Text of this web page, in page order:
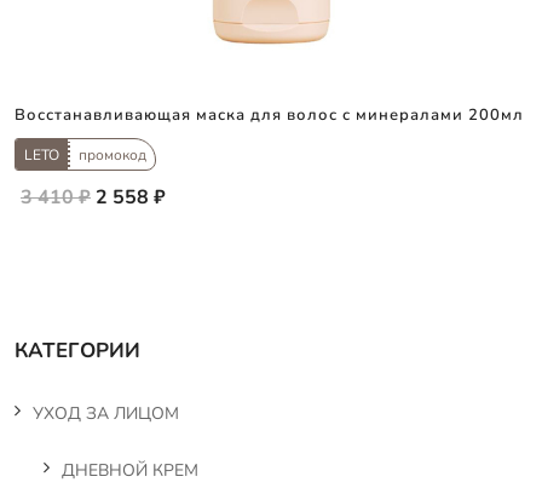
КАТЕГОРИИ
УХОД ЗА ЛИЦОМ
ДНЕВНОЙ КРЕМ
Восстанавливающая маска для волос с минералами 200мл
LETO промокод
3 410 ₽ 2 558 ₽